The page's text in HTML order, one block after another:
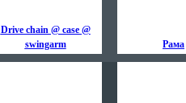
Drive chain @ case @
swingarm
Рама